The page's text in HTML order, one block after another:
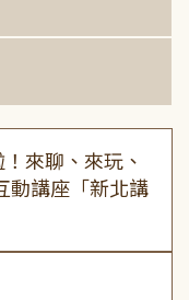
來聊、來玩、
動講座「新北講